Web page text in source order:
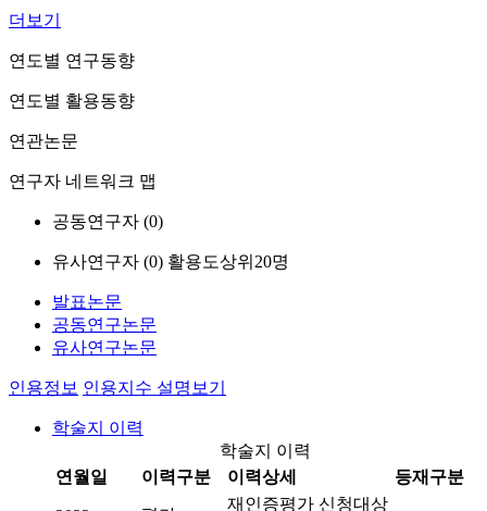
더보기
연도별 연구동향
연도별 활용동향
연관논문
연구자 네트워크 맵
공동연구자 (0)
유사연구자 (0) 활용도상위20명
발표논문
공동연구논문
유사연구논문
인용정보 인용지수 설명보기
학술지 이력
학술지 이력
연월일
이력구분 이력상세 등재구분
재인증평가 신청대상